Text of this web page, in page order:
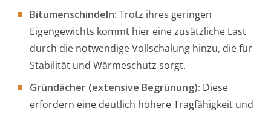
Bitumenschindeln: Trotz ihres geringen
Eigengewichts kommt hier eine zusätzliche Last
durch die notwendige Vollschalung hinzu, die für
Stabilität und Wärmeschutz sorgt.
Gründächer (extensive Begrünung): Diese
erfordern eine deutlich höhere Tragfähigkeit und